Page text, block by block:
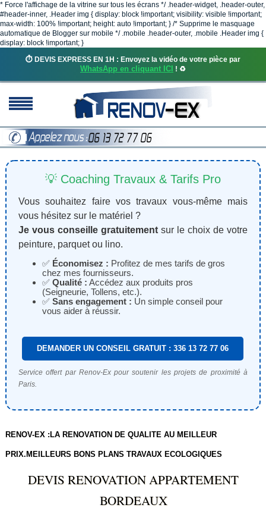
* Force l'affichage de la vitrine sur tous les écrans */ .header-widget, .header-outer,
#header-inner, .Header img { display: block !important; visibility: visible !important;
max-width: 100% !important; height: auto !important; } /* Supprime le masquage
automatique de Blogger sur mobile */ .mobile .header-outer, .mobile .Header img {
display: block !important; }
⏱️ DEVIS EXPRESS EN 1H : Envoyez la vidéo de votre pièce par
WhatsApp en cliquant ICI ! ♻️
💡 Coaching Travaux & Tarifs Pro
Vous souhaitez faire vos travaux vous-même mais
vous hésitez sur le matériel ?
Je vous conseille gratuitementsur le choix de votre
peinture, parquet ou lino.
✅ Économisez : Profitez de mes tarifs de gros
chez mes fournisseurs.
✅ Qualité : Accédez aux produits pros
(Seigneurie, Tollens, etc.).
✅ Sans engagement : Un simple conseil pour
vous aider à réussir.
DEMANDER UN CONSEIL GRATUIT : 336 13 72 77 06
Service offert par Renov-Ex pour soutenir les projets de proximité à
Paris.
RENOV-EX :LA RENOVATION DE QUALITE AU MEILLEUR
PRIX.MEILLEURS BONS PLANS TRAVAUX ECOLOGIQUES
DEVIS RENOVATION APPARTEMENT
BORDEAUX